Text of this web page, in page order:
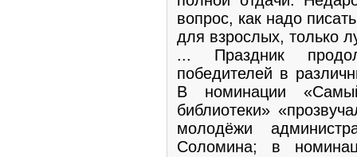
вопрос, как надо
для взрослых, только
... Праздник
победителей в
В номинации
библиотеки»
молодёжи
Соломина; в